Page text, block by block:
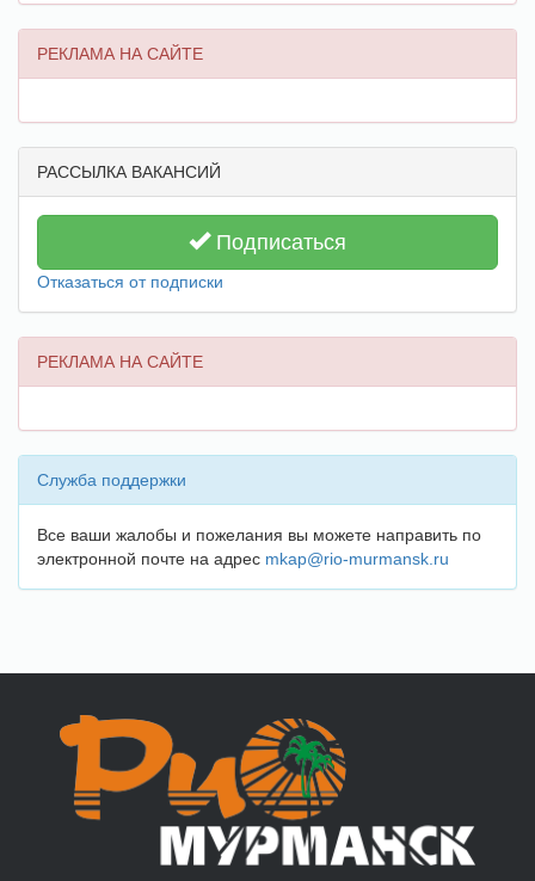
РЕКЛАМА НА САЙТЕ
РАССЫЛКА ВАКАНСИЙ
Подписаться
Отказаться от подписки
РЕКЛАМА НА САЙТЕ
Служба поддержки
Все ваши жалобы и пожелания вы можете направить по
электронной почте на адрес mkap@rio-murmansk.ru